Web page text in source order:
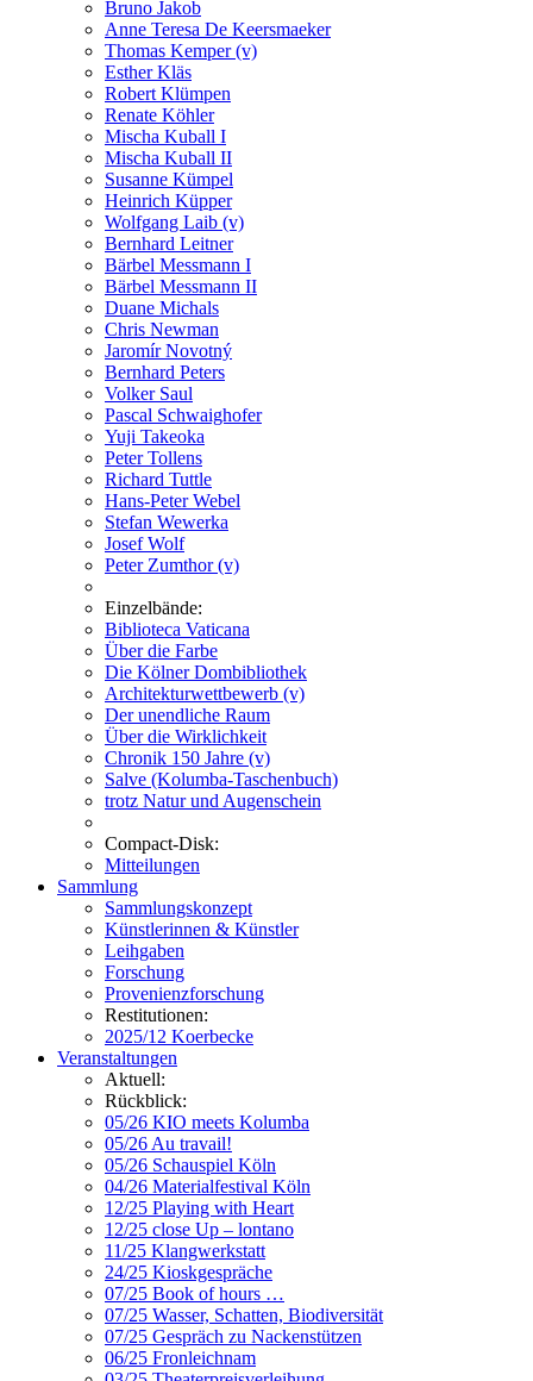
Bruno Jakob
Anne Teresa De Keersmaeker
Thomas Kemper (v)
Esther Kläs
Robert Klümpen
Renate Köhler
Mischa Kuball I
Mischa Kuball II
Susanne Kümpel
Heinrich Küpper
Wolfgang Laib (v)
Bernhard Leitner
Bärbel Messmann I
Bärbel Messmann II
Duane Michals
Chris Newman
Jaromír Novotný
Bernhard Peters
Volker Saul
Pascal Schwaighofer
Yuji Takeoka
Peter Tollens
Richard Tuttle
Hans-Peter Webel
Stefan Wewerka
Josef Wolf
Peter Zumthor (v)
Einzelbände:
Biblioteca Vaticana
Über die Farbe
Die Kölner Dombibliothek
Architekturwettbewerb (v)
Der unendliche Raum
Über die Wirklichkeit
Chronik 150 Jahre (v)
Salve (Kolumba-Taschenbuch)
trotz Natur und Augenschein
Compact-Disk:
Mitteilungen
Sammlung
Sammlungskonzept
Künstlerinnen & Künstler
Leihgaben
Forschung
Provenienzforschung
Restitutionen:
2025/12 Koerbecke
Veranstaltungen
Aktuell:
Rückblick:
05/26 KIO meets Kolumba
05/26 Au travail!
05/26 Schauspiel Köln
04/26 Materialfestival Köln
12/25 Playing with Heart
12/25 close Up – lontano
11/25 Klangwerkstatt
24/25 Kioskgespräche
07/25 Book of hours …
07/25 Wasser, Schatten, Biodiversität
07/25 Gespräch zu Nackenstützen
06/25 Fronleichnam